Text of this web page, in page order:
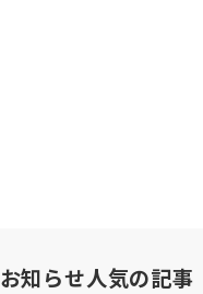
お知らせ人気の記事